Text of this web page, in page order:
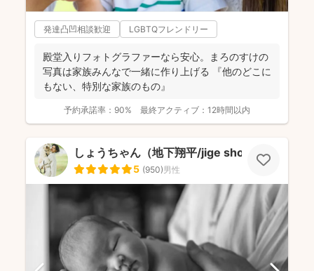
発達凸凹相談歓迎 LGBTQフレンドリー
殿堂入りフォトグラファーなら安心。まろのすけの
写真は家族みんなで一緒に作り上げる 『他のどこに
もない、特別な家族のもの』
予約承諾率： 90% 最終アクティブ： 12時間以内
しょうちゃん（地下翔平/jige shohe）
5 (950)男性